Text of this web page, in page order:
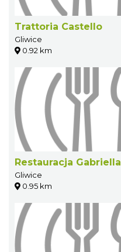
Trattoria Castello
Gliwice
0.92 km
Restauracja Gabriella
Gliwice
0.95 km